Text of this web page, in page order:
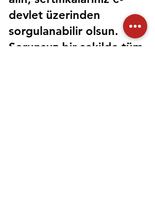
devlet üzerinden
sorgulanabilir olsun.
Sorunsuz bir şekilde tüm